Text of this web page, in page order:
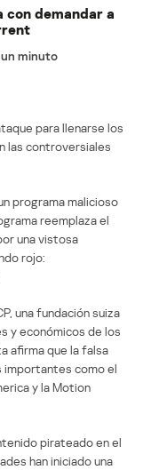
con demandar a
minuto
para llenarse los
las controversiales
programa malicioso
reemplaza el
una vistosa
rojo:
una fundación suiza
y económicos de los
afirma que la falsa
importantes como el
y la Motion
pirateado en el
han iniciado una